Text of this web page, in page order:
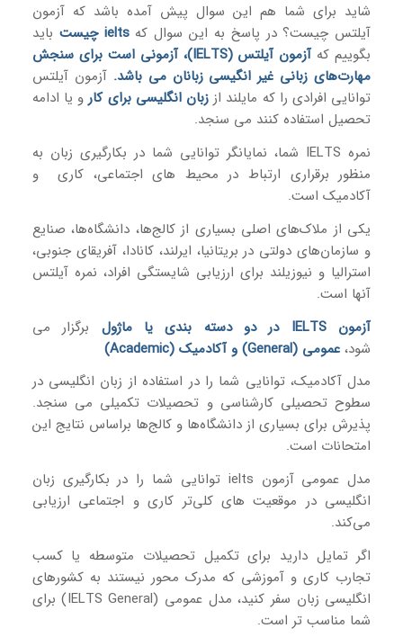
شاید برای شما هم این سوال پیش آمده باشد که آزمون
آیلتس چیست؟ در پاسخ به این سوال کهielts چیست
باید
بگوییم که
آزمون آیلتس (IELTS)، آزمونی است برای سنجش
مهارت‌های زبانی غیر انگیسی زبانان می باشد.آزمون آیلتس
توانایی افرادی را که مایلند از زبان انگلیسی برای کارو یا ادامه
تحصیل استفاده کنند می سنجد.
نمره IELTS شما، نمایانگر توانایی شما در بکارگیری زبان به
منظور برقراری ارتباط در محیط های اجتماعی، کاری و
آکادمیک است.
یکی از ملاک‌های اصلی بسیاری از کالج‌ها، دانشگاه‌ها، صنایع
و سازمان‌های دولتی در بریتانیا، ایرلند، کانادا، آفریقای جنوبی،
استرالیا و نیوزیلند برای ارزیابی شایستگی افراد، نمره آیلتس
آنها است.
آزمون IELTS در دو دسته بندی یا ماژول
برگزار می
شود،عمومی (General) و آکادمیک (Academic)
مدل آکادمیک، توانایی شما را در استفاده از زبان انگلیسی در
سطوح تحصیلی کارشناسی و تحصیلات تکمیلی می سنجد.
پذیرش برای بسیاری از دانشگاه‌ها و کالج‌ها براساس نتایج این
امتحانات است.
مدل عمومی آزمون ielts توانایی شما را در بکارگیری زبان
انگلیسی در موقعیت های کلی‌تر کاری و اجتماعی ارزیابی
می‌کند.
اگر تمایل دارید برای تکمیل تحصیلات متوسطه یا کسب
تجارب کاری و آموزشی که مدرک محور نیستند به کشورهای
انگلیسی زبان سفر کنید، مدل عمومی (IELTS General) برای
شما مناسب تر است.